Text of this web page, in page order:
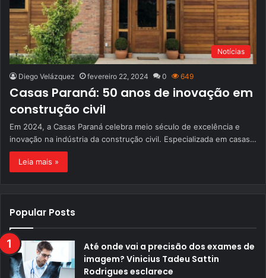
Notícias
Diego Velázquez fevereiro 22, 2024 0 649
Casas Paraná: 50 anos de inovação em
construção civil
Em 2024, a Casas Paraná celebra meio século de excelência e
inovação na indústria da construção civil. Especializada em casas…
Leia mais »
Popular Posts
Até onde vai a precisão dos exames de
imagem? Vinicius Tadeu Sattin
Rodrigues esclarece